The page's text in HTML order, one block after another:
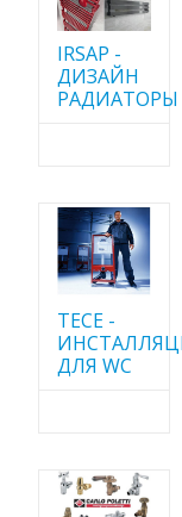
IRSAP -
ДИЗАЙН
РАДИАТОРЫ
TECE -
ДЛЯ WC